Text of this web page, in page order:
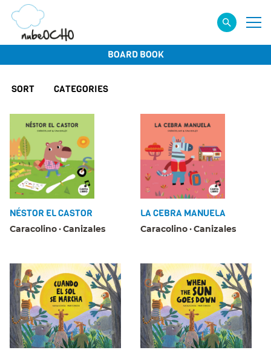
BOARD BOOK
SORT CATEGORIES
NÉSTOR EL CASTOR
Caracolino Canizales
LA CEBRA MANUELA
Caracolino Canizales